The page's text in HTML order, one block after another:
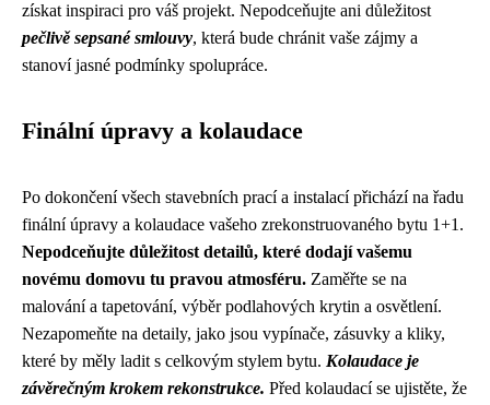
získat inspiraci pro váš projekt. Nepodceňujte ani důležitost
pečlivě sepsané smlouvy, která bude chránit vaše zájmy a
stanoví jasné podmínky spolupráce.
Finální úpravy a kolaudace
Po dokončení všech stavebních prací a instalací přichází na řadu
finální úpravy a kolaudace vašeho zrekonstruovaného bytu 1+1.
Nepodceňujte důležitost detailů, které dodají vašemu
novému domovu tu pravou atmosféru. Zaměřte se na
malování a tapetování, výběr podlahových krytin a osvětlení.
Nezapomeňte na detaily, jako jsou vypínače, zásuvky a kliky,
které by měly ladit s celkovým stylem bytu. Kolaudace je
závěrečným krokem rekonstrukce. Před kolaudací se ujistěte, že